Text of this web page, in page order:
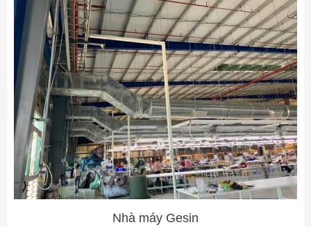
Nhà máy Gesin